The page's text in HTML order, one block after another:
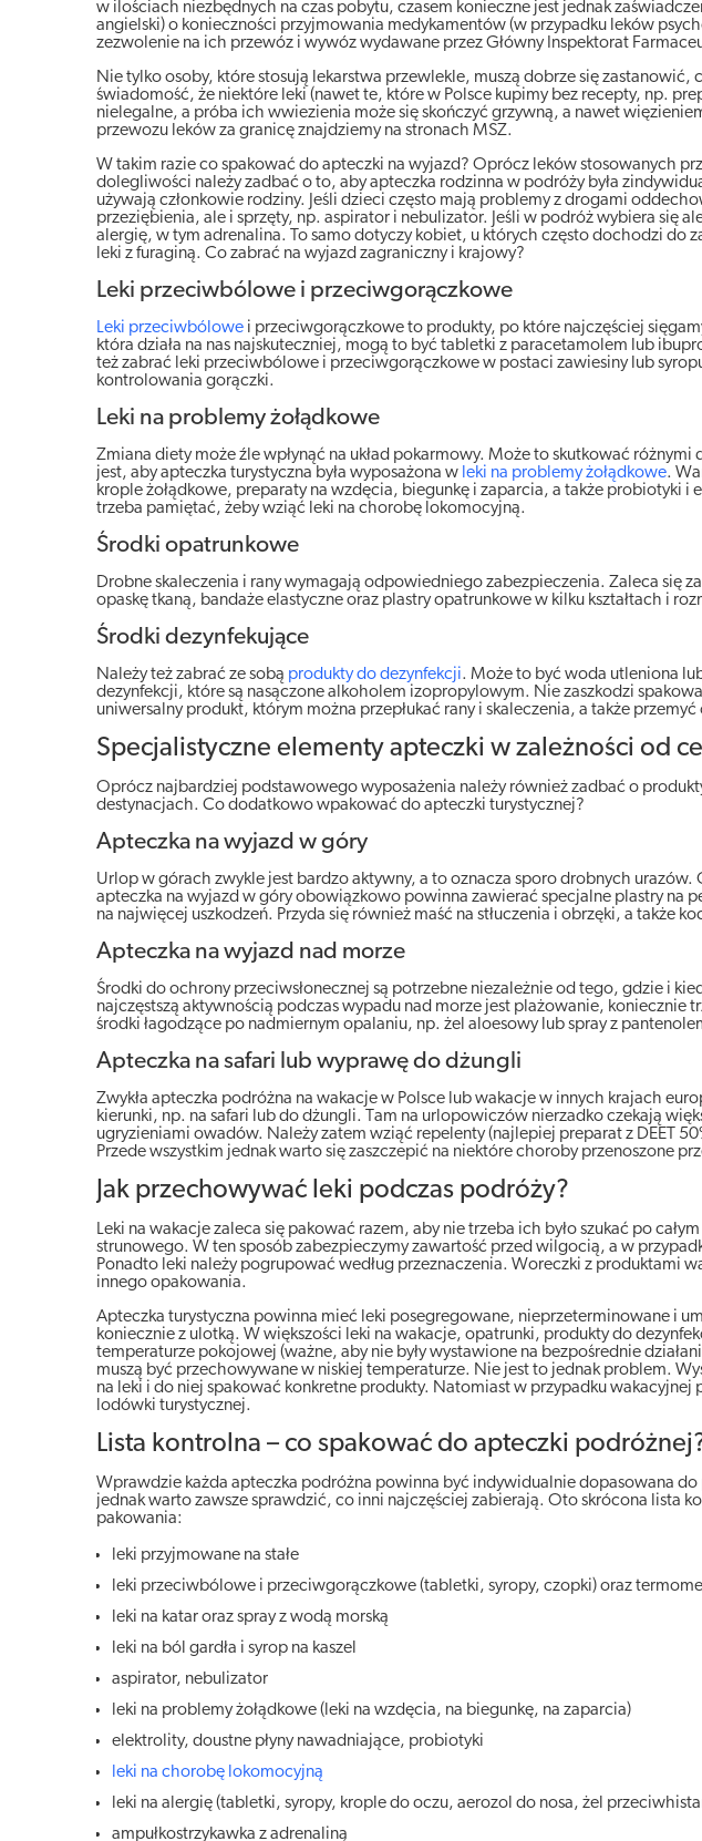
w ilościach niezbędnych na czas pobytu, czasem konieczne jest jednak
angielski) o konieczności przyjmowania medykamentów (w przypadku leków
zezwolenie na ich przewóz i wywóz wydawane przez Główny Inspektorat
Nie tylko osoby, które stosują lekarstwa przewlekle, muszą dobrze się zastanowić,
świadomość, że niektóre leki (nawet te, które w Polsce kupimy bez recepty, np.
nielegalne, a próba ich wwiezienia może się skończyć grzywną, a nawet
przewozu leków za granicę znajdziemy na stronach MSZ.
W takim razie co spakować do apteczki na wyjazd? Oprócz leków stosowanych
dolegliwości należy zadbać o to, aby apteczka rodzinna w podróży była
używają członkowie rodziny. Jeśli dzieci często mają problemy z drogami
przeziębienia, ale i sprzęty, np. aspirator i nebulizator. Jeśli w podróż wybiera się
alergię, w tym adrenalina. To samo dotyczy kobiet, u których często dochodzi do
leki z furaginą. Co zabrać na wyjazd zagraniczny i krajowy?
Leki przeciwbólowe i przeciwgorączkowe
Leki przeciwbólowe i przeciwgorączkowe to produkty, po które najczęściej
która działa na nas najskuteczniej, mogą to być tabletki z paracetamolem lub
też zabrać leki przeciwbólowe i przeciwgorączkowe w postaci zawiesiny lub
kontrolowania gorączki.
Leki na problemy żołądkowe
Zmiana diety może źle wpłynąć na układ pokarmowy. Może to skutkować
jest, aby apteczka turystyczna była wyposażona w leki na problemy żołądkowe.
krople żołądkowe, preparaty na wzdęcia, biegunkę i zaparcia, a także probiotyki i
trzeba pamiętać, żeby wziąć leki na chorobę lokomocyjną.
Środki opatrunkowe
Drobne skaleczenia i rany wymagają odpowiedniego zabezpieczenia. Zaleca się
opaskę tkaną, bandaże elastyczne oraz plastry opatrunkowe w kilku kształtach i
Środki dezynfekujące
Należy też zabrać ze sobą produkty do dezynfekcji. Może to być woda utleniona
dezynfekcji, które są nasączone alkoholem izopropylowym. Nie zaszkodzi
uniwersalny produkt, którym można przepłukać rany i skaleczenia, a także przemyć
Specjalistyczne elementy apteczki w zależności od
Oprócz najbardziej podstawowego wyposażenia należy również zadbać o
destynacjach. Co dodatkowo wpakować do apteczki turystycznej?
Apteczka na wyjazd w góry
Urlop w górach zwykle jest bardzo aktywny, a to oznacza sporo drobnych
apteczka na wyjazd w góry obowiązkowo powinna zawierać specjalne plastry na
na najwięcej uszkodzeń. Przyda się również maść na stłuczenia i obrzęki, a także
Apteczka na wyjazd nad morze
Środki do ochrony przeciwsłonecznej są potrzebne niezależnie od tego, gdzie i
najczęstszą aktywnością podczas wypadu nad morze jest plażowanie, koniecznie
środki łagodzące po nadmiernym opalaniu, np. żel aloesowy lub spray z
Apteczka na safari lub wyprawę do dżungli
Zwykła apteczka podróżna na wakacje w Polsce lub wakacje w innych krajach
kierunki, np. na safari lub do dżungli. Tam na urlopowiczów nierzadko czekają
ugryzieniami owadów. Należy zatem wziąć repelenty (najlepiej preparat z DEET
Przede wszystkim jednak warto się zaszczepić na niektóre choroby przenoszone
Jak przechowywać leki podczas podróży?
Leki na wakacje zaleca się pakować razem, aby nie trzeba ich było szukać po
strunowego. W ten sposób zabezpieczymy zawartość przed wilgocią, a w
Ponadto leki należy pogrupować według przeznaczenia. Woreczki z produktami
innego opakowania.
Apteczka turystyczna powinna mieć leki posegregowane, nieprzeterminowane i
koniecznie z ulotką. W większości leki na wakacje, opatrunki, produkty do
temperaturze pokojowej (ważne, aby nie były wystawione na bezpośrednie
muszą być przechowywane w niskiej temperaturze. Nie jest to jednak problem.
na leki i do niej spakować konkretne produkty. Natomiast w przypadku
lodówki turystycznej.
Lista kontrolna – co spakować do apteczki
Wprawdzie każda apteczka podróżna powinna być indywidualnie dopasowana do
jednak warto zawsze sprawdzić, co inni najczęściej zabierają. Oto skrócona lista
pakowania:
leki przyjmowane na stałe
leki przeciwbólowe i przeciwgorączkowe (tabletki, syropy, czopki) oraz
leki na katar oraz spray z wodą morską
leki na ból gardła i syrop na kaszel
aspirator, nebulizator
leki na problemy żołądkowe (leki na wzdęcia, na biegunkę, na zaparcia)
elektrolity, doustne płyny nawadniające, probiotyki
leki na chorobę lokomocyjną
leki na alergię (tabletki, syropy, krople do oczu, aerozol do nosa, żel
ampułkostrzykawka z adrenaliną